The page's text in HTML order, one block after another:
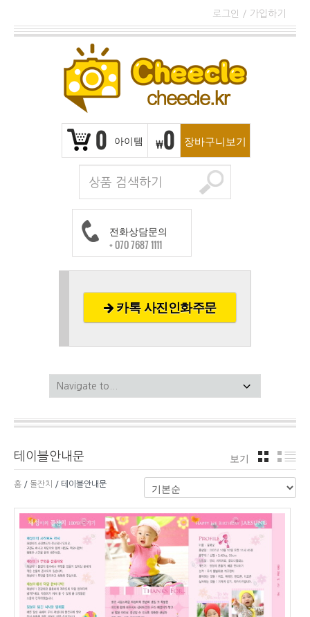
로그인 / 가입하기
0 아이템 ₩0 장바구니보기
전화상담문의
+ 070 7687 1111
카톡 사진인화주문
테이블안내문 보기 격자
홈 / 돌잔치 / 테이블안내문